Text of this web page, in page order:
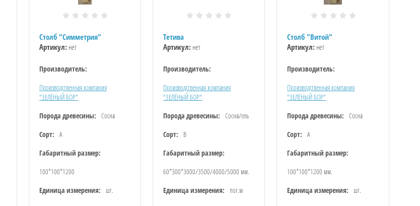
Столб "Симметрия"
Артикул: нет
Производитель:
Производственная компания
"ЗЕЛЁНЫЙ БОР"
Порода древесины: Сосна
Сорт: А
Габаритный размер:
100*100*1200
Единица измерения:
шт.
Тетива
Артикул: нет
Производитель:
Производственная компания
"ЗЕЛЁНЫЙ БОР"
Порода древесины: Сосна/ель
Сорт:
B
Габаритный размер:
60*300*3000/3500/4000/5000 мм.
Единица измерения:
пог.м
Столб "Витой"
Артикул: нет
Производитель:
Производственная компания
"ЗЕЛЁНЫЙ БОР"
Порода древесины:
Сосна
Сорт:
А
Габаритный размер:
100*100*1200 мм.
Единица измерения:
шт.